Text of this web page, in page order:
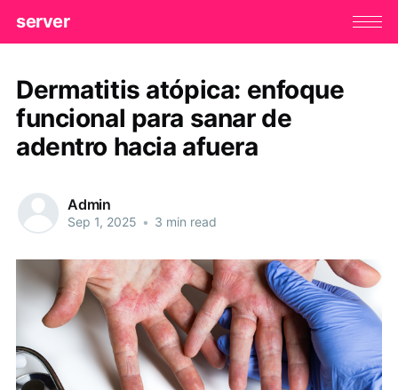
server
Dermatitis atópica: enfoque
funcional para sanar de
adentro hacia afuera
Admin
Sep 1, 2025 • 3 min read